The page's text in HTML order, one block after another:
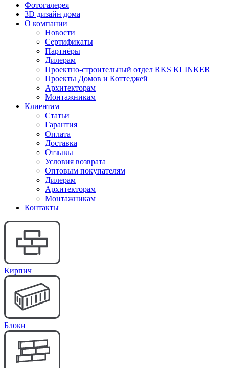
Фотогалерея
3D дизайн дома
О компании
Новости
Сертификаты
Партнёры
Дилерам
Проектно-строительный отдел RKS KLINKER
Проекты Домов и Коттеджей
Архитекторам
Монтажникам
Клиентам
Статьи
Гарантия
Оплата
Доставка
Отзывы
Условия возврата
Оптовым покупателям
Дилерам
Архитекторам
Монтажникам
Контакты
Кирпич
Блоки